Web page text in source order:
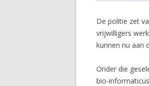
De politie zet
vrijwilligers
kunnen nu aan
Onder die
bio-